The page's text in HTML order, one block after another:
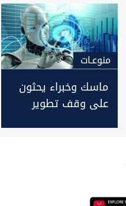
منوعـات
ماسك وخبراء يحثون
على وقف تطوير